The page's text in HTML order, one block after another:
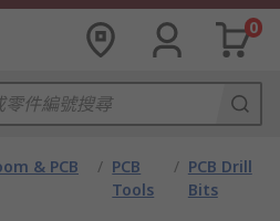
0
& PCB
/ PCB
Tools
/ PCB Drill
Bits